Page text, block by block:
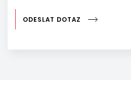
ODESLAT DOTAZ